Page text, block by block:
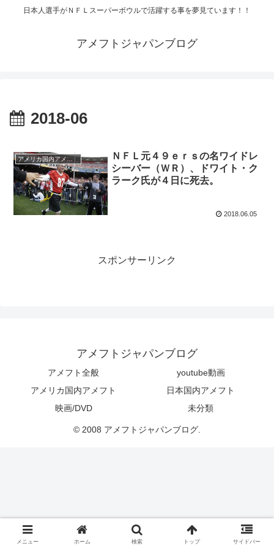
日本人選手がＮＦＬスーパーボウルで活躍する事を夢見ています！！
アメフトジャパンブログ
2018-06
アメリカ国内アメフト
ＮＦＬ元４９ｅｒｓの名ワイドレ
シーバー（ＷＲ）、ドワイト・ク
ラーク氏が４日に死去。
2018.06.05
スポンサーリンク
アメフトジャパンブログ
アメフト全般
youtube動画
アメリカ国内アメフト
日本国内アメフト
映画/DVD
未分類
© 2008 アメフトジャパンブログ.
メニュー ホーム 検索 トップ サイドバー